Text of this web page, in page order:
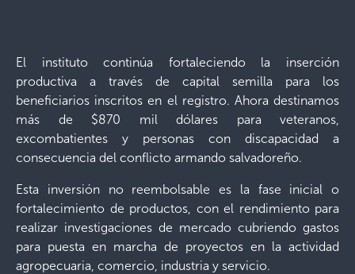
El instituto continúa fortaleciendo la inserción
productiva a través de capital semilla para los
beneficiarios inscritos en el registro. Ahora destinamos
más de $870 mil dólares para veteranos,
excombatientes y personas con discapacidad a
consecuencia del conflicto armando salvadoreño.
Esta inversión no reembolsable es la fase inicial o
fortalecimiento de productos, con el rendimiento para
realizar investigaciones de mercado cubriendo gastos
para puesta en marcha de proyectos en la actividad
agropecuaria, comercio, industria y servicio.